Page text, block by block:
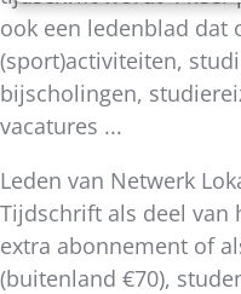
ook een ledenblad dat
(sport)activiteiten,
bijscholingen,
vacatures ...
Leden van Netwerk
Tijdschrift als deel van
extra abonnement of
(buitenland €70),